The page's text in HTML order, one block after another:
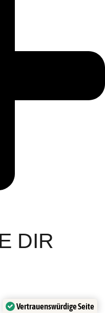
DIR
Vertrauenswürdige Seite